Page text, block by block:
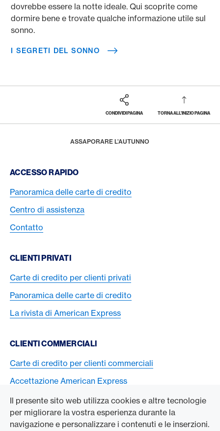
Il presente sito web utilizza cookies e altre tecnologie
per migliorare la vostra esperienza durante la
navigazione e personalizzare i contenuti e le inserzioni.
dovrebbe essere la notte ideale. Qui scoprite come
dormire bene e trovate qualche informazione utile sul
sonno.
I SEGRETI DEL SONNO
CONDIVIDI PAGINA TORNA ALL'INIZIO PAGINA
Footer
ASSAPORARE L’AUTUNNO
Footer Navigation
ACCESSO RAPIDO
Panoramica delle carte di credito
Centro di assistenza
Contatto
CLIENTI PRIVATI
Carte di credito per clienti privati
Panoramica delle carte di credito
La rivista di American Express
CLIENTI COMMERCIALI
Carte di credito per clienti commerciali
Accettazione American Express
L’AZIENDA